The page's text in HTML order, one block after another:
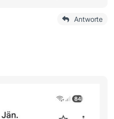
Antworte